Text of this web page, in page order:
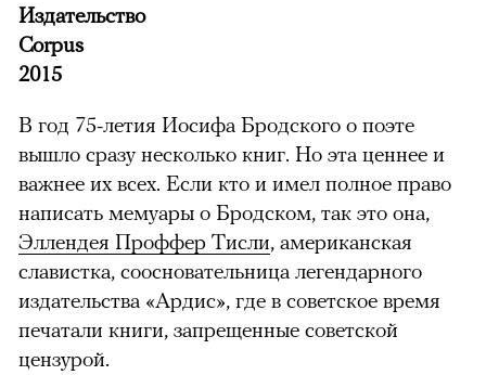
Издательство
Corpus
2015
В год 75-летия Иосифа Бродского о поэте
вышло сразу несколько книг. Но эта ценнее и
важнее их всех. Если кто и имел полное право
написать мемуары о Бродском, так это она,
Эллендея Проффер Тисли, американская
славистка, соосновательница легендарного
издательства «Ардис», где в советское время
печатали книги, запрещенные советской
цензурой.